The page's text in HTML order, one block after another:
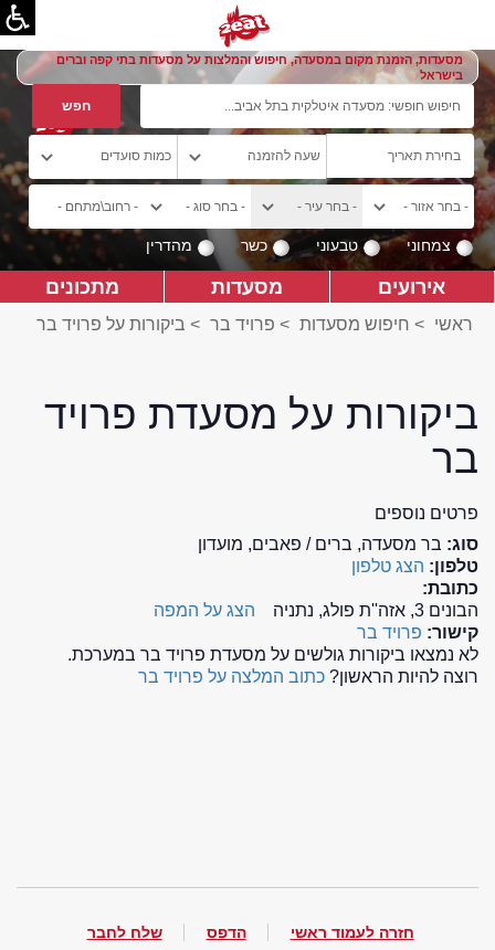
מסעדות, הזמנת מקום במסעדה, חיפוש והמלצות על מסעדות בתי קפה וברים
בישראל
צמחוני טבעוני כשר מהדרין
אירועים מסעדות מתכונים
ראשי > חיפוש מסעדות > פרויד בר > ביקורות על פרויד בר
ביקורות על מסעדת פרויד
בר
פרטים נוספים
סוג: בר מסעדה, ברים / פאבים, מועדון
טלפון: הצג טלפון
כתובת:
הבונים 3, אזה''ת פולג, נתניה
הצג על המפה
קישור: פרויד בר
לא נמצאו ביקורות גולשים על מסעדת פרויד בר במערכת.
רוצה להיות הראשון? כתוב המלצה על פרויד בר
חזרה לעמוד ראשי הדפס שלח לחבר